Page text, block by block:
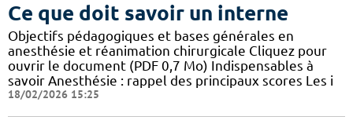
Ce que doit savoir un interne
Objectifs pédagogiques et bases générales en
anesthésie et réanimation chirurgicale Cliquez pour
ouvrir le document (PDF 0,7 Mo) Indispensables à
savoir Anesthésie : rappel des principaux scores Les i
18/02/2026 15:25